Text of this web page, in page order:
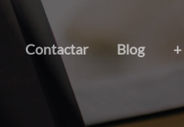
Contactar Blog +